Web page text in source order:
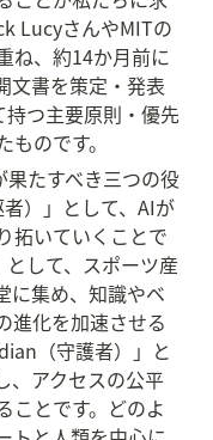
LucyさんやMITの
ね、約14か月前に
文書を策定・発表
持つ主要原則・優先
のです。
果たすべき三つの役
）」として、AIが
拓いていくことで
して、スポーツ産
に集め、知識やベ
進化を加速させる
（守護者）」と
、アクセスの公平
ことです。どのよ